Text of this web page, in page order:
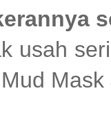
usah